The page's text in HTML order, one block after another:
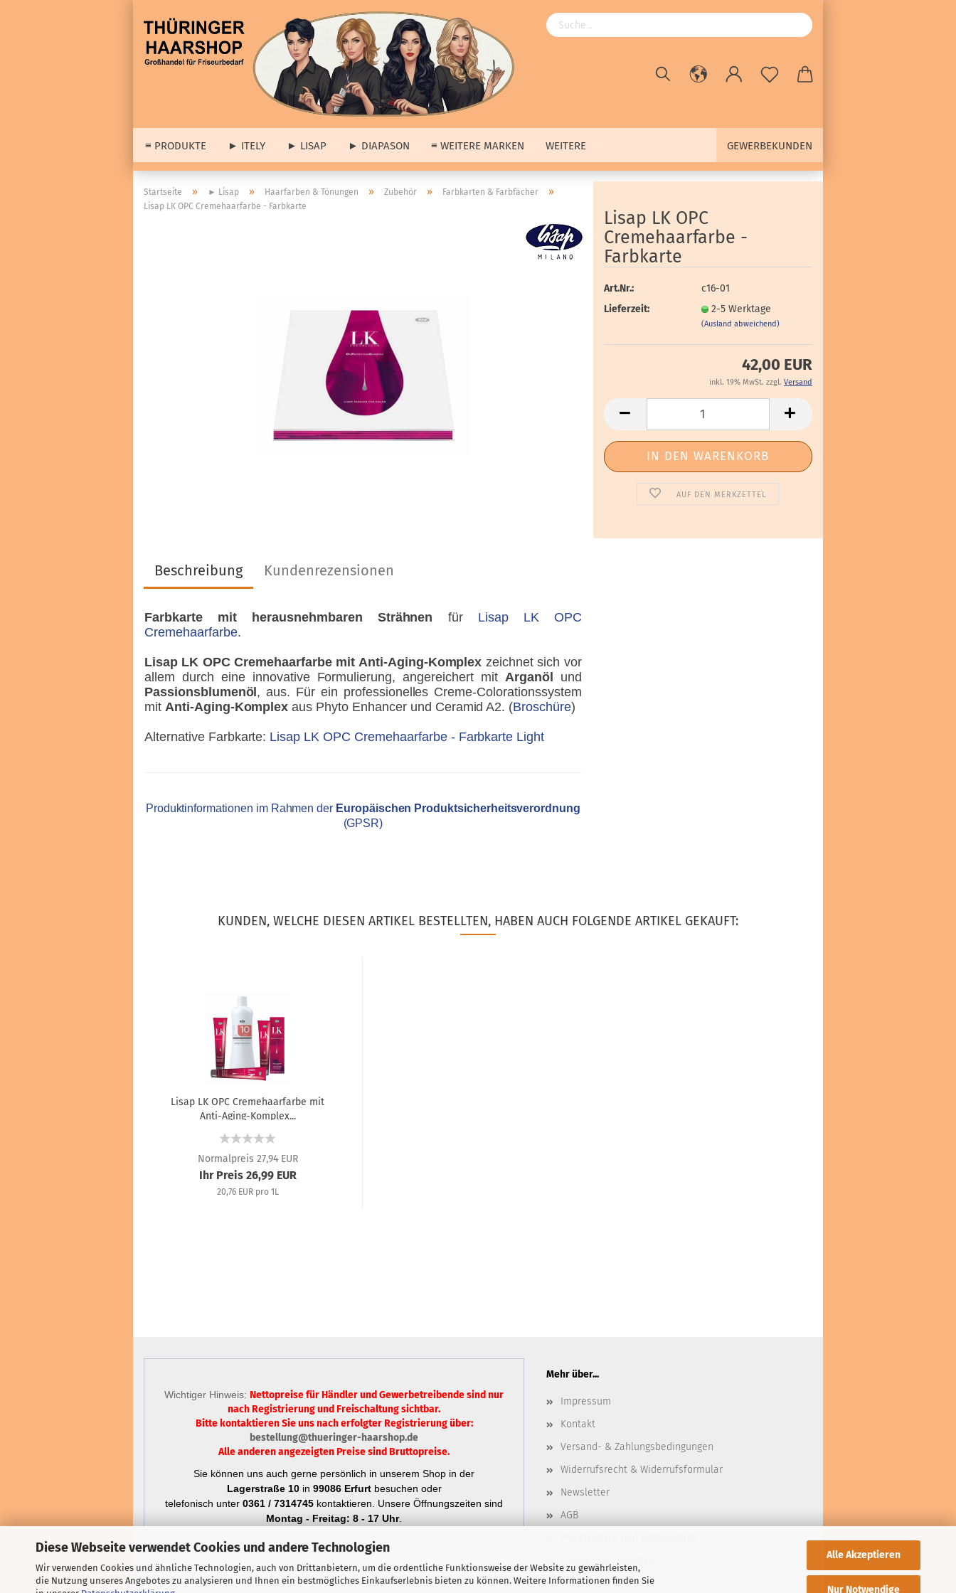
Diese Webseite verwendet Cookies und andere Technologien
Wir verwenden Cookies und ähnliche Technologien, auch von Drittanbietern, um die ordentliche Funktionsweise der Website zu gewährleisten,
die Nutzung unseres Angebotes zu analysieren und Ihnen ein bestmögliches Einkaufserlebnis bieten zu können. Weitere Informationen finden Sie
Alle Akzeptieren
Nur Notwendige
≡ PRODUKTE ► ITELY ► LISAP ► DIAPASON ≡ WEITERE MARKEN GEWERBEKUNDEN
WEITERE
► Angebote
Unsere Produkte
Startseite » ► Lisap » Haarfarben & Tönungen » Zubehör » Farbkarten & Farbfächer »
Lisap LK OPC Cremehaarfarbe - Farbkarte
Lisap LK OPC
Cremehaarfarbe -
Farbkarte
Art.Nr.:
c16-01
Lieferzeit:
2-5 Werktage
(Ausland abweichend)
42,00 EUR
inkl. 19% MwSt. zzgl. Versand
AUF DEN MERKZETTEL
Beschreibung Kundenrezensionen
Farbkarte mit herausnehmbaren Strähnen für Lisap LK OPC
Cremehaarfarbe.
Lisap LK OPC Cremehaarfarbe mit Anti-Aging-Komplex zeichnet sich vor
allem durch eine innovative Formulierung, angereichert mit Arganöl
und
Passionsblumenöl , aus. Für ein professionelles Creme-Colorationssystem
mit Anti-Aging-Komplex aus Phyto Enhancer und Ceramid A2. (Broschüre)
Alternative Farbkarte: Lisap LK OPC Cremehaarfarbe - Farbkarte Light
Produktinformationen im Rahmen der Europäischen Produktsicherheitsverordnung
(GPSR)
KUNDEN, WELCHE DIESEN ARTIKEL BESTELLTEN, HABEN AUCH FOLGENDE ARTIKEL GEKAUFT:
Lisap LK OPC Cremehaarfarbe mit
Anti-Aging-Komplex...
Normalpreis 27,94 EUR
Ihr Preis 26,99 EUR
20,76 EUR pro 1L
Wichtiger Hinweis: Nettopreise für Händler und Gewerbetreibende sind nur
nach Registrierungund Freischaltung sichtbar.
Bitte kontaktieren Sie uns nach erfolgter Registrierung über:
bestellung@thueringer-haarshop.de
Alle anderen angezeigten Preise sind Bruttopreise.
Sie können uns auch gerne persönlich in unserem Shop in der
Lagerstraße 10in 99086 Erfurtbesuchen oder
telefonisch unter 0361 / 7314745 kontaktieren. Unsere Öffnungszeiten sind
Montag - Freitag: 8 - 17 Uhr.
Mehr über...
Impressum
Kontakt
Versand- & Zahlungsbedingungen
Widerrufsrecht & Widerrufsformular
Newsletter
AGB
Cookie Einstellungen